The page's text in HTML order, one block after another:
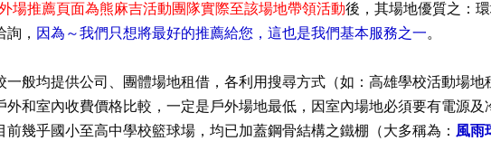
場推薦頁面為熊麻吉活動團隊實際至該場地帶領活動後，其場地優質之：
， 因為～我們只想將最好的推薦給您，這也是我們基本服務之一。
般均提供公司、團體場地租借，各利用搜尋方式（如：高雄學校活動場
和室內收費價格比較，一定是戶外場地最低，因室內場地必須要有電源
幾乎國小至高中學校籃球場，均已加蓋鋼骨結構之鐵棚（大多稱為： 風雨